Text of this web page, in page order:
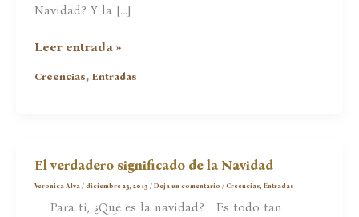
Navidad? Y la […]
La
Descúbrela
las
Leer entrada »
Creencias,Entradas
El verdadero significado de la Navidad
Veronica Alva/diciembre 23, 2013/Deja un comentario /Creencias,Entradas
Para ti, ¿Qué es la navidad? Es todo tan